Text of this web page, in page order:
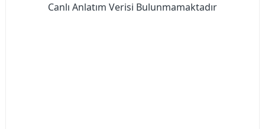
Canlı Anlatım Verisi Bulunmamaktadır